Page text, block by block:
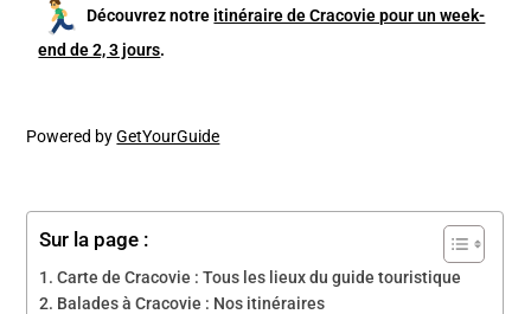
Découvrez notre itinéraire de Cracovie pour un week-
end de 2, 3 jours.
Powered byGetYourGuide
Sur la page :
Carte de Cracovie : Tous les lieux du guide touristique
Balades à Cracovie : Nos itinéraires